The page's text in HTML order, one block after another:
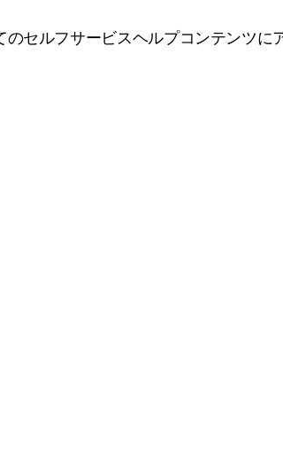
セルフサービスヘルプコンテンツに